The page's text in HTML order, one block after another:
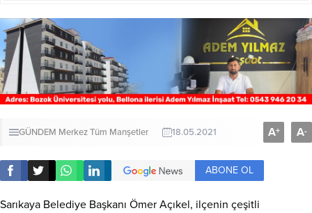
GÜNDEM MerkezTüm Manşetler 18.05.2021 A+ A-
ABONE OL
Sarıkaya Belediye Başkanı Ömer Açıkel, ilçenin çeşitli